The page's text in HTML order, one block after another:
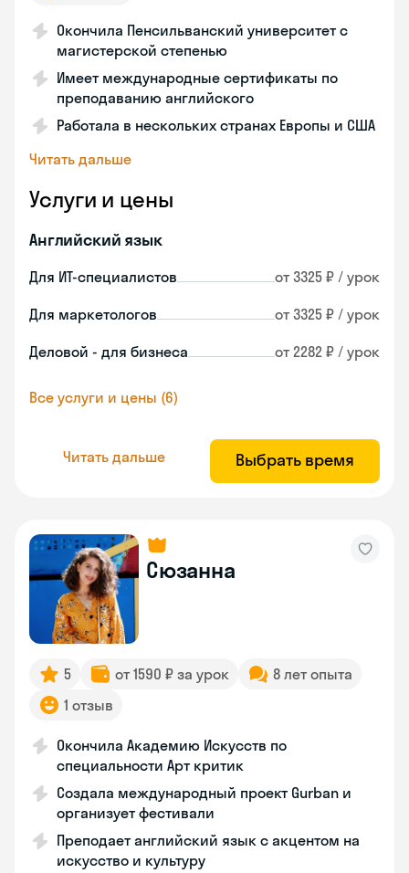
Окончила Пенсильванский университет с
магистерской степенью
Имеет международные сертификаты по
преподаванию английского
Работала в нескольких странах Европы и США
Читать дальше
Услуги и цены
Английский язык
Для ИТ-специалистов от 3325 ₽ / урок
Для маркетологов от 3325 ₽ / урок
Деловой - для бизнеса от 2282 ₽ / урок
Все услуги и цены (6)
Читать дальше Выбрать время
Сюзанна
5 от 1590 ₽ за урок
8 лет опыта
1 отзыв
Окончила Академию Искусств по
специальности Арт критик
Создала международный проект Gurban и
организует фестивали
Преподает английский язык с акцентом на
искусство и культуру